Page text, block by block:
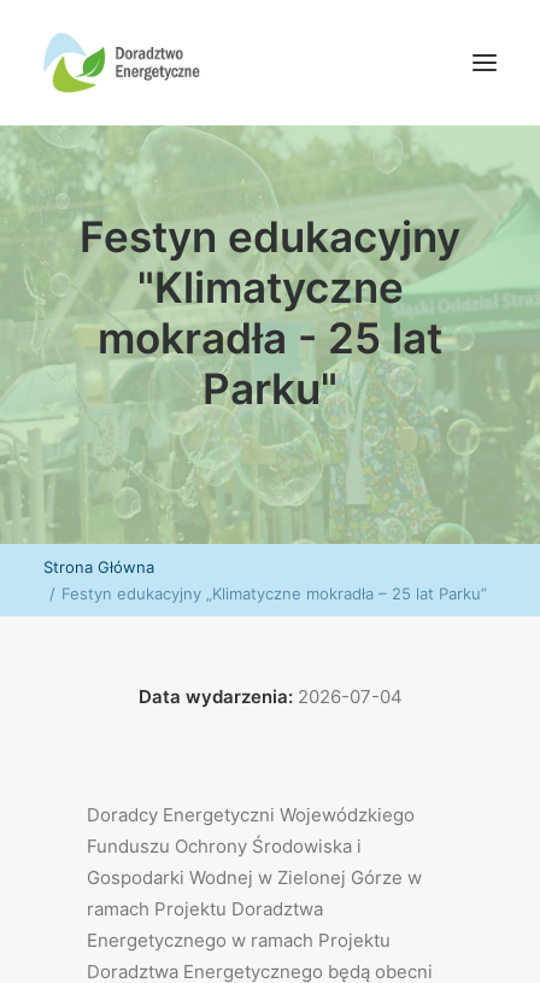
Oferta doradców
Aktualności
Wydarzenia
Oferta finansowania
Kontakt
Wyszukiwanie
Festyn edukacyjny
"Klimatyczne
mokradła - 25 lat
Parku"
Strona Główna
Festyn edukacyjny „Klimatyczne mokradła – 25 lat Parku”
Data wydarzenia:2026-07-04
Doradcy Energetyczni Wojewódzkiego
Funduszu Ochrony Środowiska i
Gospodarki Wodnej w Zielonej Górze w
ramach Projektu Doradztwa
Energetycznego w ramach Projektu
Doradztwa Energetycznego będą obecni